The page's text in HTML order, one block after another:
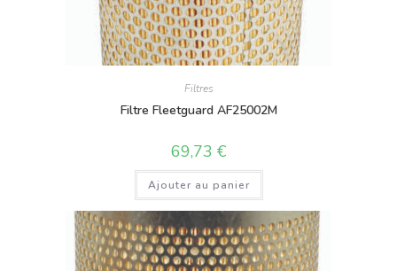
Filtres
Filtre Fleetguard AF25002M
69,73 €
Ajouter au panier